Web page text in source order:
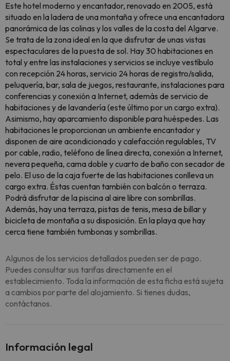
Este hotel moderno y encantador, renovado en 2005, está
situado en la ladera de una montaña y ofrece una encantadora
panorámica de las colinas y los valles de la costa del Algarve.
Se trata de la zona ideal en la que disfrutar de unas vistas
espectaculares de la puesta de sol. Hay 30 habitaciones en
total y entre las instalaciones y servicios se incluye vestíbulo
con recepción 24 horas, servicio 24 horas de registro/salida,
peluquería, bar, sala de juegos, restaurante, instalaciones para
conferencias y conexión a Internet, además de servicio de
habitaciones y de lavandería (este último por un cargo extra).
Asimismo, hay aparcamiento disponible para huéspedes. Las
habitaciones le proporcionan un ambiente encantador y
disponen de aire acondicionado y calefacción regulables, TV
por cable, radio, teléfono de línea directa, conexión a Internet,
nevera pequeña, cama doble y cuarto de baño con secador de
pelo. El uso de la caja fuerte de las habitaciones conlleva un
cargo extra. Éstas cuentan también con balcón o terraza.
Podrá disfrutar de la piscina al aire libre con sombrillas.
Además, hay una terraza, pistas de tenis, mesa de billar y
bicicleta de montaña a su disposición. En la playa que hay
cerca tiene también tumbonas y sombrillas.
Algunos de los servicios detallados pueden ser de pago.
Puedes consultar sus tarifas directamente en el
establecimiento. Toda la información de esta ficha está sujeta
a cambios por parte del alojamiento. Si tienes dudas,
contáctanos.
Información legal